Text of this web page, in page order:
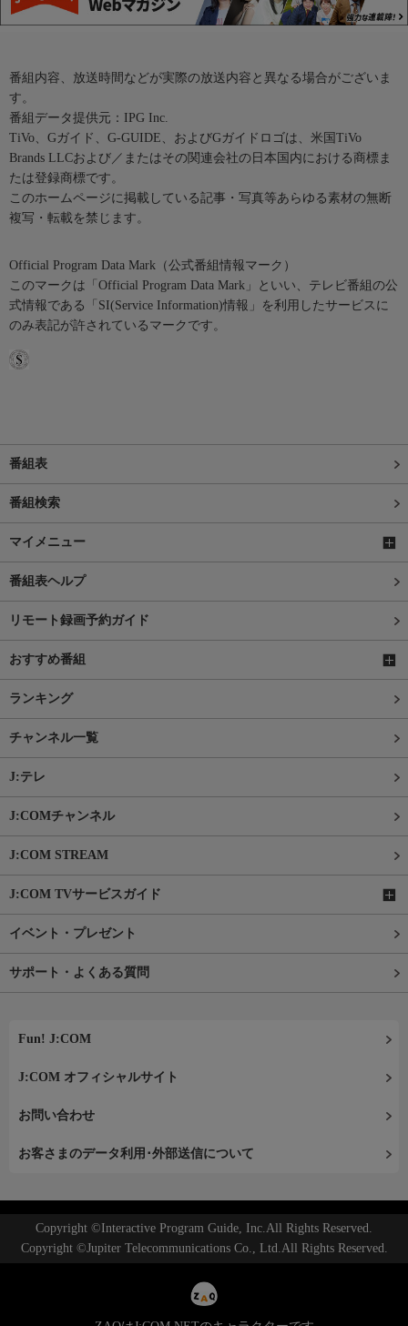
番組内容、放送時間などが実際の放送内容と異なる場合がございま
す。
番組データ提供元：IPG Inc.
TiVo、Gガイド、G-GUIDE、およびGガイドロゴは、米国TiVo
Brands LLCおよび／またはその関連会社の日本国内における商標ま
たは登録商標です。
このホームページに掲載している記事・写真等あらゆる素材の無断
複写・転載を禁じます。
Official Program Data Mark（公式番組情報マーク）
このマークは「Official Program Data Mark」といい、テレビ番組の公
式情報である「SI(Service Information)情報」を利用したサービスに
のみ表記が許されているマークです。
番組表
番組検索
マイメニュー
番組表ヘルプ
リモート録画予約ガイド
おすすめ番組
ランキング
チャンネル一覧
J:テレ
J:COMチャンネル
J:COM STREAM
J:COM TVサービスガイド
イベント・プレゼント
サポート・よくある質問
Fun! J:COM
J:COM オフィシャルサイト
お問い合わせ
お客さまのデータ利用･外部送信について
Copyright ©Interactive Program Guide, Inc.All Rights Reserved.
Copyright ©Jupiter Telecommunications Co., Ltd.All Rights Reserved.